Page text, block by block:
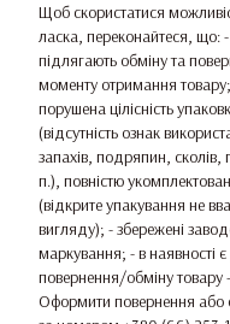
Щоб скористатися
ласка, переконайтеся, що:
підлягають обміну та
моменту отримання
порушена цілісність
(відсутність ознак
запахів, подряпин, сколів,
п.), повністю
(відкрите упакування не
вигляду); - збережені
маркування; - в наявності
повернення/обміну товару
Оформити повернення